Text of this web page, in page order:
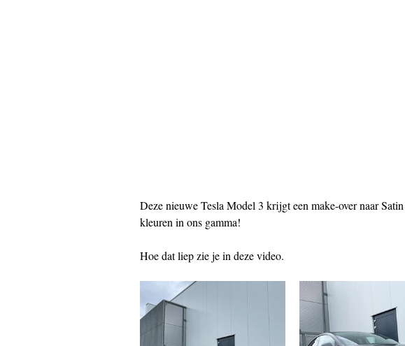
Deze nieuwe Tesla Model 3 krijgt een make-over naar
kleuren in ons gamma!
Hoe dat liep zie je in deze video.